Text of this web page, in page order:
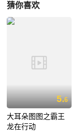
猜你喜欢
5.6
大耳朵图图之霸王
龙在行动